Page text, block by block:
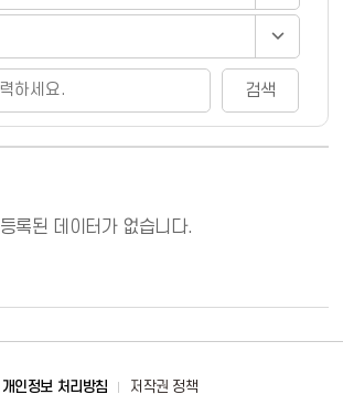
검색
등록된 데이터가 없습니다.
개인정보 처리방침 저작권 정책